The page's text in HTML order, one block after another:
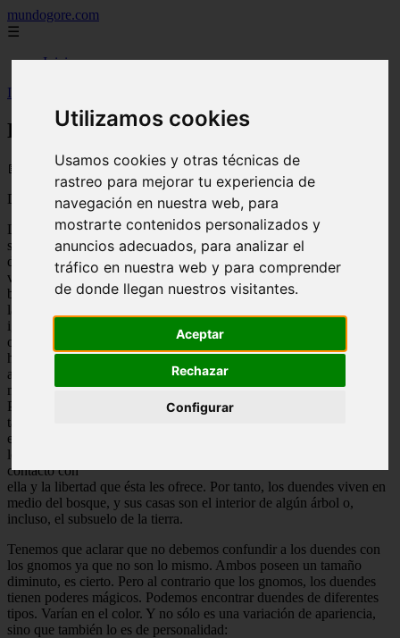
Utilizamos cookies
Usamos cookies y otras técnicas de
rastreo para mejorar tu experiencia de
navegación en nuestra web, para
mostrarte contenidos personalizados y
anuncios adecuados, para analizar el
tráfico en nuestra web y para comprender
de donde llegan nuestros visitantes.
Aceptar
Rechazar
Configurar
mundogore.com
☰
Inicio
Inicio
Duendes. Seres mágicos.
📅 01/01/2026
Duendes
Los Duendes
son seres
diminutos que
viven en los
bosques, entre
las flores. Al
igual que les
ocurre a las
hadas, adoran
a la
naturaleza.
Por eso viven
tan cerquita de
ella, porque
les encanta el
contacto con
ella y la libertad que ésta les ofrece. Por tanto, los duendes viven en
medio del bosque, y sus casas son el interior de algún árbol o,
incluso, el subsuelo de la tierra.
Tenemos que aclarar que no debemos confundir a los duendes con
los gnomos ya que no son lo mismo. Ambos poseen un tamaño
diminuto, es cierto. Pero al contrario que los gnomos, los duendes
tienen poderes mágicos. Podemos encontrar duendes de diferentes
tipos. Varían en el color. Y no sólo es una variación de apariencia,
sino que también lo es de personalidad: